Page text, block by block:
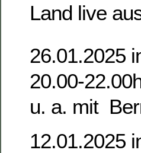
Land live
26.01.2025
20.00-
u. a. mit
12.01.2025